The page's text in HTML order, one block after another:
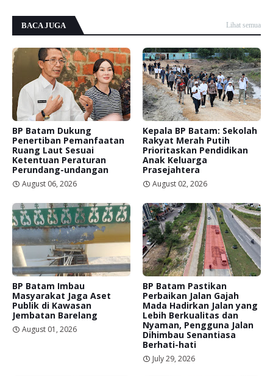
BACA JUGA Lihat semua
BP Batam Dukung
Penertiban Pemanfaatan
Ruang Laut Sesuai
Ketentuan Peraturan
Perundang-undangan
August 06, 2026
Kepala BP Batam: Sekolah
Rakyat Merah Putih
Prioritaskan Pendidikan
Anak Keluarga
Prasejahtera
August 02, 2026
BP Batam Imbau
Masyarakat Jaga Aset
Publik di Kawasan
Jembatan Barelang
August 01, 2026
BP Batam Pastikan
Perbaikan Jalan Gajah
Mada Hadirkan Jalan yang
Lebih Berkualitas dan
Nyaman, Pengguna Jalan
Dihimbau Senantiasa
Berhati-hati
July 29, 2026